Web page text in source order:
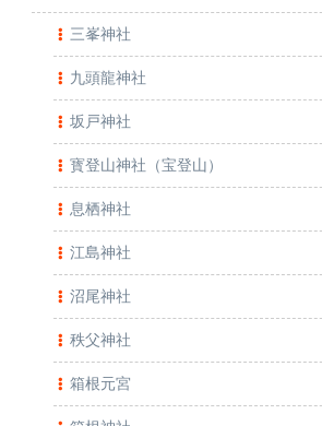
三峯神社
九頭龍神社
坂戸神社
寳登山神社（宝登山）
息栖神社
江島神社
沼尾神社
秩父神社
箱根元宮